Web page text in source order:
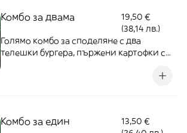
Комбо за двама
19,50 €
(38,14 лв.)
Голямо комбо за споделяне с два
телешки бургера, пържени картофки с
Комбо за един
13,50 €